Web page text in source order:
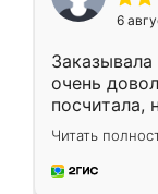
6
очень
посчитала,
Замерщик
делу со
за день,
Читать